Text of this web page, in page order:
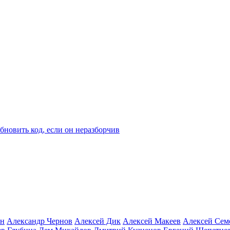
Александр Чернов Алексей Дик Алексей Макеев Алексей